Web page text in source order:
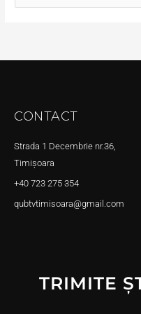
CONTACT
Strada 1 Decembrie nr.36,
Timișoara
+40 723 275 354
qubtvtimisoara@gmail.com
TRIMITE